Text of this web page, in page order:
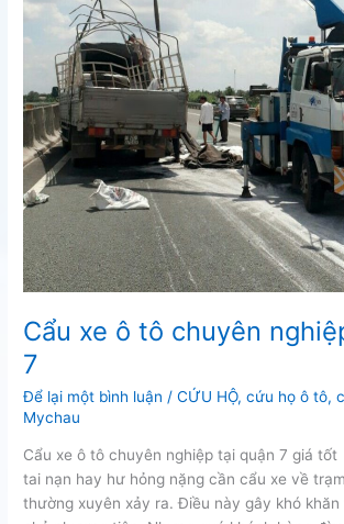
Cẩu xe ô tô chuyên
7
Để lại một bình luận /CỨU HỘ,cứu họ ô tô,
Mychau
Cẩu xe ô tô chuyên nghiệp tại quận 7 giá
tai nạn hay hư hỏng nặng cần cẩu xe về
thường xuyên xảy ra. Điều này gây khó